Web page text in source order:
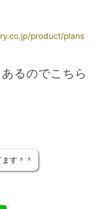
product/plans
るのでこちら
す＾＾